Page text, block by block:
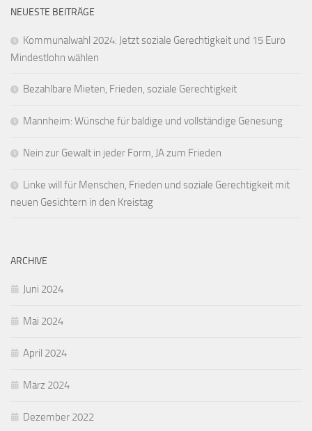
NEUESTE BEITRÄGE
Kommunalwahl 2024: Jetzt soziale Gerechtigkeit und 15 Euro
Mindestlohn wählen
Bezahlbare Mieten, Frieden, soziale Gerechtigkeit
Mannheim: Wünsche für baldige und vollständige Genesung
Nein zur Gewalt in jeder Form, JA zum Frieden
Linke will für Menschen, Frieden und soziale Gerechtigkeit mit
neuen Gesichtern in den Kreistag
ARCHIVE
Juni 2024
Mai 2024
April 2024
März 2024
Dezember 2022